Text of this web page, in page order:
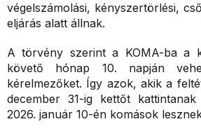
végelszámolási, kényszertörlési,
eljárás alatt állnak.
A törvény szerint a KOMA-ba a
követő hónap 10. napján
kérelmezőket. Így azok, akik a
december 31-ig kettőt
2026. január 10-én komások